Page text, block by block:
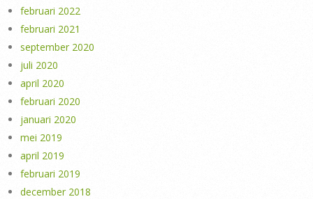
februari 2022
februari 2021
september 2020
juli 2020
april 2020
februari 2020
januari 2020
mei 2019
april 2019
februari 2019
december 2018